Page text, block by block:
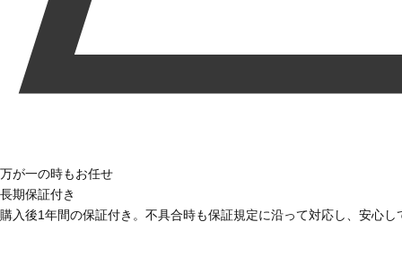
万が一の時もお任せ
長期保証付き
購入後1年間の保証付き。不具合時も保証規定に沿って対応し、安心